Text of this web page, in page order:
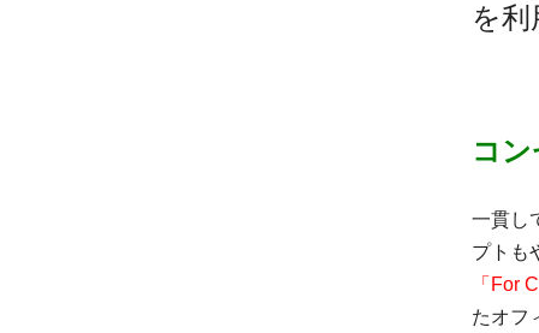
を利
コ
一貫し
プトも
「For
たオフ